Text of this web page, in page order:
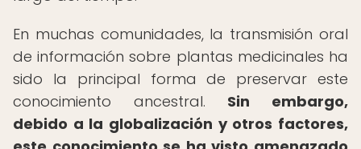
En muchas comunidades, la transmisión oral
de información sobre plantas medicinales ha
sido la principal forma de preservar este
conocimiento ancestral. Sin embargo,
debido a la globalización y otros factores,